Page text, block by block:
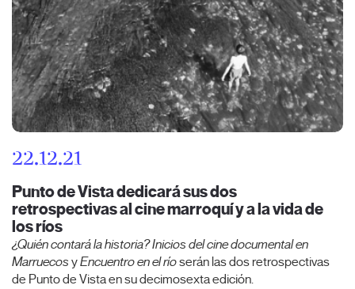
22.12.21
Punto de Vista dedicará sus dos
retrospectivas al cine marroquí y a la vida de
los ríos
¿Quién contará la historia? Inicios del cine documental en
Marruecos yEncuentro en el ríoserán las dos retrospectivas
de Punto de Vista en su decimosexta edición.